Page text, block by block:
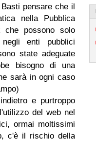
pensare che il
nella Pubblica
che possono solo
enti pubblici
state adeguate
bisogno di una
sarà in ogni caso
e purtroppo
del web nel
ormai moltissimi
c'è il rischio della